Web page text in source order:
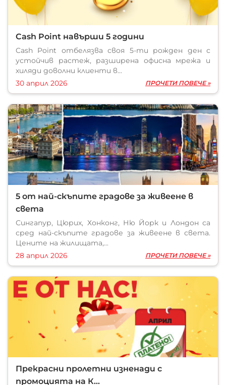
Cash Point навърши 5 години
Cash Point отбелязва своя 5-ти рожден ден с
устойчив растеж, разширена офисна мрежа и
хиляди доволни клиенти в...
30 април 2026
ПРОЧЕТИ ПОВЕЧЕ »
5 от най-скъпите градове за живеене в
света
Сингапур, Цюрих, Хонконг, Ню Йорк и Лондон са
сред най-скъпите градове за живеене в света.
Цените на жилищата,...
28 април 2026
ПРОЧЕТИ ПОВЕЧЕ »
Прекрасни пролетни изненади с
промоцията на К...